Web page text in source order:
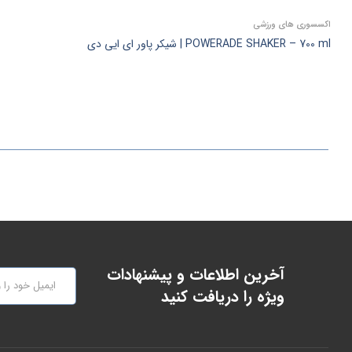
اکسسوری‌ های ورزشی
POWERADE SHAKER – 700 ml | شیکر پاور ای ایی دی
آخرین اطلاعات و پیشنهادات
ویژه را دریافت کنید